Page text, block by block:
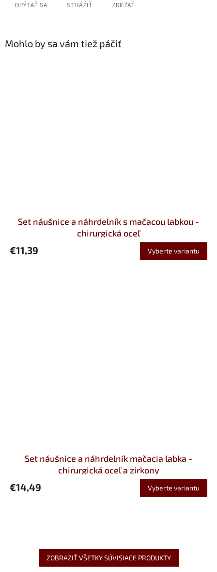
OPÝTAŤ SA STRÁŽIŤ ZDIEĽAŤ
Mohlo by sa vám tiež páčiť
Set náušnice a náhrdelník s mačacou labkou -
chirurgická oceľ
€11,39 Vyberte variantu
Set náušnice a náhrdelník mačacia labka -
chirurgická oceľ a zirkony
€14,49 Vyberte variantu
ZOBRAZIŤ VŠETKY SÚVISIACE PRODUKTY